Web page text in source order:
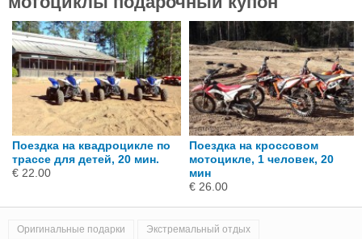
Поездка на квадроцикле по
трассе для детей, 20 мин.
€ 22.00
Поездка на кроссовом
мотоцикле, 1 человек, 20
мин
€ 26.00
Оригинальные подарки Экстремальный отдых